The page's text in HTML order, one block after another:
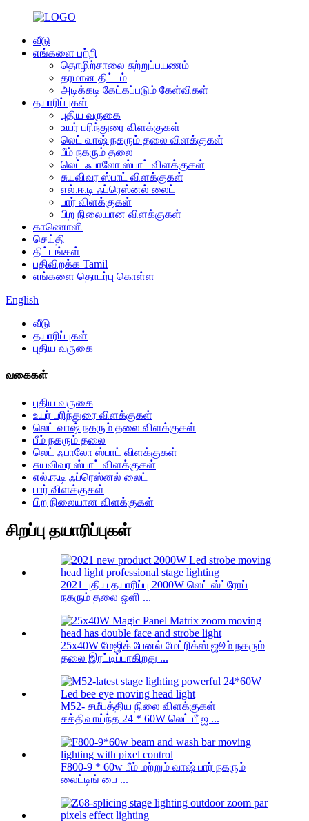
வீடு
எங்களை பற்றி
தொழிற்சாலை சுற்றுப்பயணம்
தரமான திட்டம்
அடிக்கடி கேட்கப்படும் கேள்விகள்
தயாரிப்புகள்
புதிய வருகை
உயர் பரிந்துரை விளக்குகள்
லெட் வாஷ் நகரும் தலை விளக்குகள்
பீம் நகரும் தலை
லெட் ஃபாலோ ஸ்பாட் விளக்குகள்
சுயவிவர ஸ்பாட் விளக்குகள்
எல்.ஈ.டி ஃப்ரெஸ்னல் லைட்
பார் விளக்குகள்
பிற நிலையான விளக்குகள்
காணொளி
செய்தி
திட்டங்கள்
பதிவிறக்க Tamil
எங்களை தொடர்பு கொள்ள
English
வீடு
தயாரிப்புகள்
புதிய வருகை
வகைகள்
புதிய வருகை
உயர் பரிந்துரை விளக்குகள்
லெட் வாஷ் நகரும் தலை விளக்குகள்
பீம் நகரும் தலை
லெட் ஃபாலோ ஸ்பாட் விளக்குகள்
சுயவிவர ஸ்பாட் விளக்குகள்
எல்.ஈ.டி ஃப்ரெஸ்னல் லைட்
பார் விளக்குகள்
பிற நிலையான விளக்குகள்
சிறப்பு தயாரிப்புகள்
2021 புதிய தயாரிப்பு 2000W லெட் ஸ்ட்ரோப்
நகரும் தலை ஒளி ...
25x40W மேஜிக் பேனல் மேட்ரிக்ஸ் ஜூம் நகரும்
தலை இரட்டிப்பாகிறது ...
M52- சமீபத்திய நிலை விளக்குகள்
சக்திவாய்ந்த 24 * 60W லெட் பீ ஐ ...
F800-9 * 60w பீம் மற்றும் வாஷ் பார் நகரும்
லைட்டிங் பை ...